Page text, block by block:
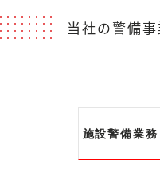
当社の警備
施設警備業務